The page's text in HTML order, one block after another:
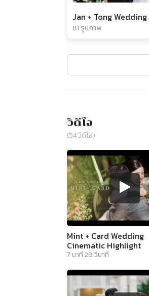
Jan + Tong
81 รูปภาพ
วิดีโอ
(54วิดีโอ)
Mint + Card Wedding
Cinematic Highlight
7 นาที28วินาที